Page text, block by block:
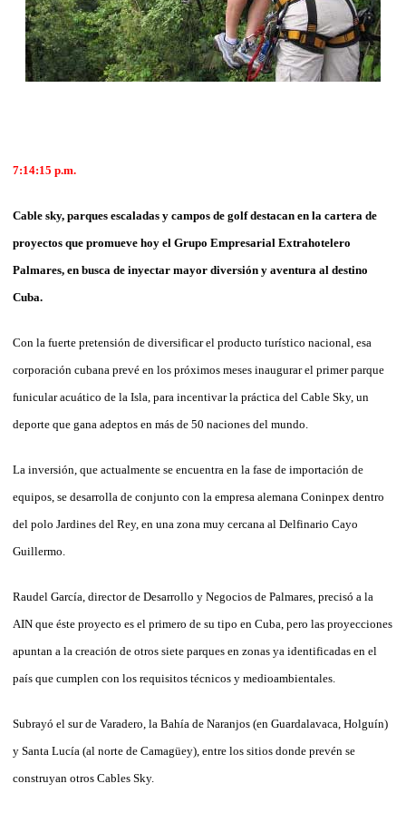
7:14:15 p.m.
Cable sky, parques escaladas y campos de golf destacan en la cartera de
proyectos que promueve hoy el Grupo Empresarial Extrahotelero
Palmares, en busca de inyectar mayor diversión y aventura al destino
Cuba.
Con la fuerte pretensión de diversificar el producto turístico nacional, esa
corporación cubana prevé en los próximos meses inaugurar el primer parque
funicular acuático de la Isla, para incentivar la práctica del Cable Sky, un
deporte que gana adeptos en más de 50 naciones del mundo.
La inversión, que actualmente se encuentra en la fase de importación de
equipos, se desarrolla de conjunto con la empresa alemana Coninpex dentro
del polo Jardines del Rey, en una zona muy cercana al Delfinario Cayo
Guillermo.
Raudel García, director de Desarrollo y Negocios de Palmares, precisó a la
AIN que éste proyecto es el primero de su tipo en Cuba, pero las proyecciones
apuntan a la creación de otros siete parques en zonas ya identificadas en el
país que cumplen con los requisitos técnicos y medioambientales.
Subrayó el sur de Varadero, la Bahía de Naranjos (en Guardalavaca, Holguín)
y Santa Lucía (al norte de Camagüey), entre los sitios donde prevén se
construyan otros Cables Sky.